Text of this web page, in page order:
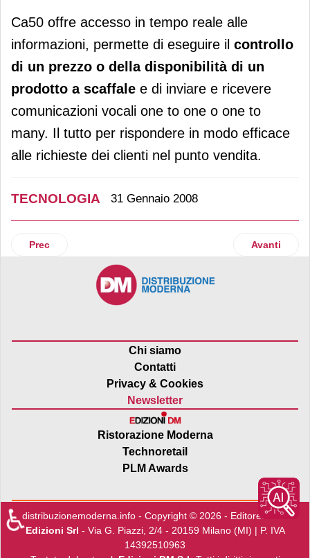
Ca50 offre accesso in tempo reale alle
informazioni, permette di eseguire il controllo
di un prezzo o della disponibilità di un
prodotto a scaffale e di inviare e ricevere
comunicazioni vocali one to one o one to
many. Il tutto per rispondere in modo efficace
alle richieste dei clienti nel punto vendita.
TECNOLOGIA 31 Gennaio 2008
Articolo precedente: San Benedetto sceglie Xtel
Prec Articolo
Avanti
Chi siamo
Contatti
Privacy & Cookies
Newsletter
Ristorazione Moderna
Technoretail
PLM Awards
distribuzionemoderna.info - Copyright © 2026 - Editore:Edra
Edizioni Srl - Via G. Piazzi, 2/4 - 20159 Milano (MI) | P. IVA
14392510963